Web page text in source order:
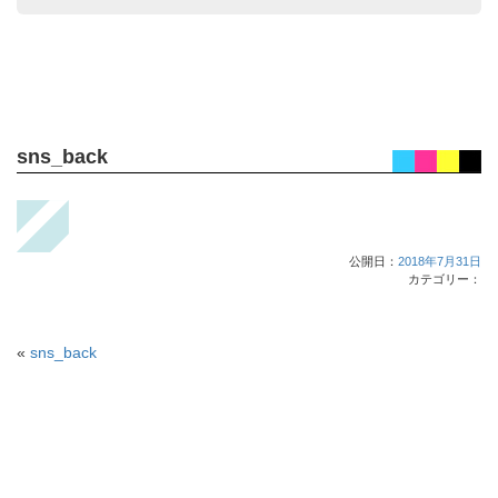
sns_back
公開日： 2018年7月31日
カテゴリー：
« sns_back